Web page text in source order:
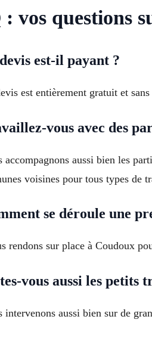
: vos questions
est-il payant ?
est entièrement gratuit et
vous avec des
accompagnons aussi bien les
voisines pour tous types de
se déroule une
rendons sur place à Coudoux
vous aussi les petits
intervenons aussi bien sur de